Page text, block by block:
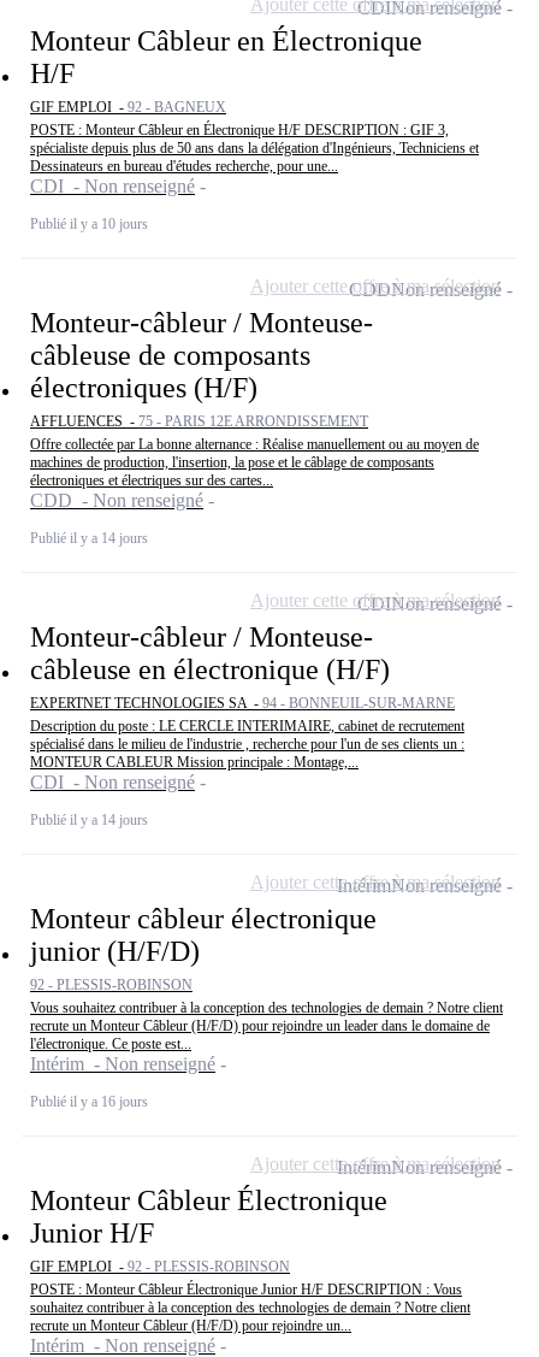
Monteur Câbleur en Électronique
H/F
GIF EMPLOI - 92 - BAGNEUX
POSTE : Monteur Câbleur en Électronique H/F DESCRIPTION : GIF 3,
spécialiste depuis plus de 50 ans dans la délégation d'Ingénieurs, Techniciens et
Dessinateurs en bureau d'études recherche, pour une...
CDI - Non renseigné
Publié il y a 10 jours
CDINon renseigné
Ajouter cette offre à ma sélection
Monteur-câbleur / Monteuse-
câbleuse de composants
électroniques (H/F)
AFFLUENCES - 75 - PARIS 12E ARRONDISSEMENT
Offre collectée par La bonne alternance : Réalise manuellement ou au moyen de
machines de production, l'insertion, la pose et le câblage de composants
électroniques et électriques sur des cartes...
CDD - Non renseigné
Publié il y a 14 jours
CDDNon renseigné
Ajouter cette offre à ma sélection
Monteur-câbleur / Monteuse-
câbleuse en électronique (H/F)
EXPERTNET TECHNOLOGIES SA - 94 - BONNEUIL-SUR-MARNE
Description du poste : LE CERCLE INTERIMAIRE, cabinet de recrutement
spécialisé dans le milieu de l'industrie , recherche pour l'un de ses clients un :
MONTEUR CABLEUR Mission principale : Montage,...
CDI - Non renseigné
Publié il y a 14 jours
CDINon renseigné
Ajouter cette offre à ma sélection
Monteur câbleur électronique
junior (H/F/D)
92 - PLESSIS-ROBINSON
Vous souhaitez contribuer à la conception des technologies de demain ? Notre client
recrute un Monteur Câbleur (H/F/D) pour rejoindre un leader dans le domaine de
l'électronique. Ce poste est...
Intérim - Non renseigné
Publié il y a 16 jours
IntérimNon renseigné
Ajouter cette offre à ma sélection
Monteur Câbleur Électronique
Junior H/F
GIF EMPLOI - 92 - PLESSIS-ROBINSON
POSTE : Monteur Câbleur Électronique Junior H/F DESCRIPTION : Vous
souhaitez contribuer à la conception des technologies de demain ? Notre client
recrute un Monteur Câbleur (H/F/D) pour rejoindre un...
Intérim - Non renseigné
IntérimNon renseigné
Ajouter cette offre à ma sélection